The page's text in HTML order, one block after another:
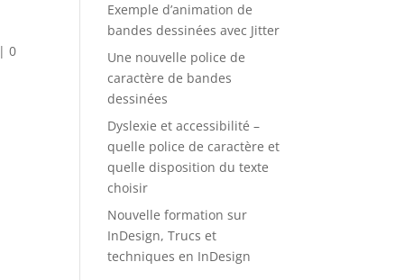
|0
Exemple d’animation de
bandes dessinées avec Jitter
Une nouvelle police de
caractère de bandes
dessinées
Dyslexie et accessibilité –
quelle police de caractère et
quelle disposition du texte
choisir
Nouvelle formation sur
InDesign, Trucs et
techniques en InDesign